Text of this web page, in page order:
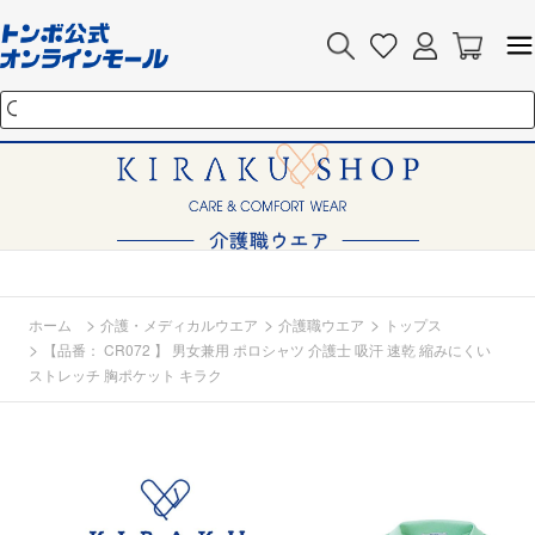
ホーム > 介護・メディカルウエア > 介護職ウエア > トップス
>
【品番： CR072 】 男女兼用 ポロシャツ 介護士 吸汗 速乾 縮みにくい
ストレッチ 胸ポケット キラク